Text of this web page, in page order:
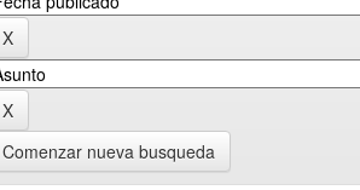
Comenzar nueva busqueda